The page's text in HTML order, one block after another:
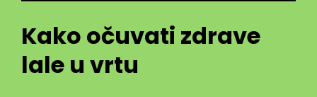
Kako očuvati zdrave
lale u vrtu